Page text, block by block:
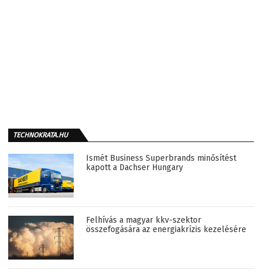
TECHNOKRATA.HU
Ismét Business Superbrands minősítést
kapott a Dachser Hungary
Felhívás a magyar kkv-szektor
összefogására az energiakrízis kezelésére